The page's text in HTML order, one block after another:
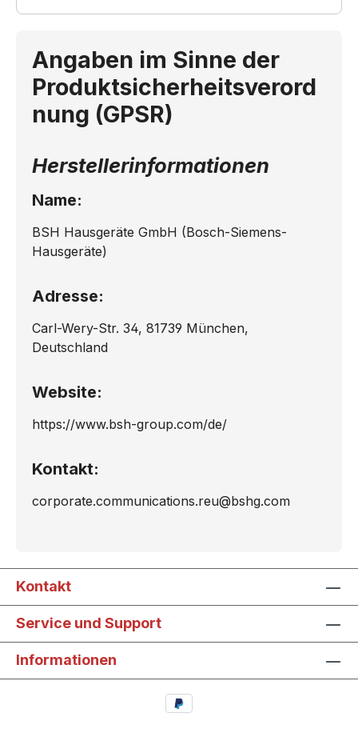
Angaben im Sinne der
Produktsicherheitsverord
nung (GPSR)
Herstellerinformationen
Name:
BSH Hausgeräte GmbH (Bosch-Siemens-
Hausgeräte)
Adresse:
Carl-Wery-Str. 34, 81739 München,
Deutschland
Website:
https://www.bsh-group.com/de/
Kontakt:
corporate.communications.reu@bshg.com
Kontakt
Service und Support
Informationen